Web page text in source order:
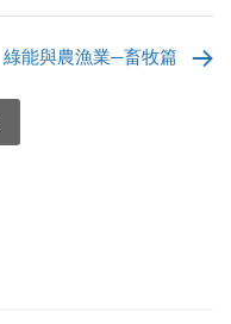
綠能與農漁業─畜牧篇